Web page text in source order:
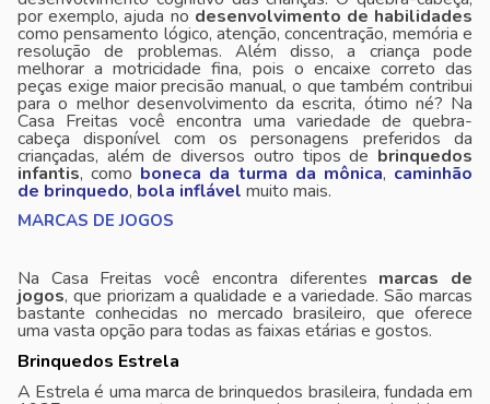
por exemplo, ajuda no desenvolvimento de habilidades
como pensamento lógico, atenção, concentração, memória e
resolução de problemas. Além disso, a criança pode
melhorar a motricidade fina, pois o encaixe correto das
peças exige maior precisão manual, o que também contribui
para o melhor desenvolvimento da escrita, ótimo né? Na
Casa Freitas você encontra uma variedade de quebra-
cabeça disponível com os personagens preferidos da
criançadas, além de diversos outro tipos de brinquedos
infantis, como boneca da turma da mônica, caminhão
de brinquedo, bola inflável muito mais.
MARCAS DE JOGOS
Na Casa Freitas você encontra diferentes marcas de
jogos, que priorizam a qualidade e a variedade. São marcas
bastante conhecidas no mercado brasileiro, que oferece
uma vasta opção para todas as faixas etárias e gostos.
Brinquedos Estrela
A Estrela é uma marca de brinquedos brasileira, fundada em